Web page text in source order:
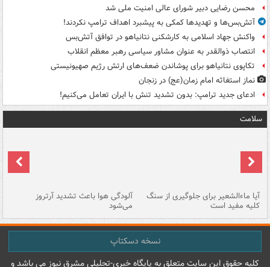
محسن رضایی دبیر شورای عالی امنیت ملی شد
آتش‌بس‌ها و تهدیدها کمکی به پیشبرد اهداف ترامپ نکردند!
واکنش جهاد اسلامی به کارشکنی نتانیاهو در توافق آتش‌بس
انتصاب ذوالقدر به عنوان مشاور سیاسی رهبر معظم انقلاب
تکاپوی نتانیاهو برای پوشاندن ضعف‌های ارتش رژیم صهیونیستی
نماز استغاثه امام زمان(عج) در زنجان
ادعای جدید ترامپ: بدون تشدید تنش با ایران تعامل می‌کنیم!
سلامت
آیا ماءالشعیر برای جلوگیری از سنگ
کلیه مفید است
آلودگی هوا باعث تشدید آرتروز
می‌شود
نسخه دسکتاپ
کليه حقوق اين سايت متعلق به پایگاه خبري-تحليلي مشرق نيوز می باشد و